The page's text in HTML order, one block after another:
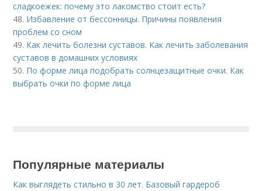
сладкоежек: почему это лакомство стоит есть?
48. Избавление от бессонницы. Причины появления
проблем со сном
49. Как лечить болезни суставов. Как лечить заболевания
суставов в домашних условиях
50. По форме лица подобрать солнцезащитные очки. Как
выбрать очки по форме лица
Популярные материалы
Как выглядеть стильно в 30 лет. Базовый гардероб